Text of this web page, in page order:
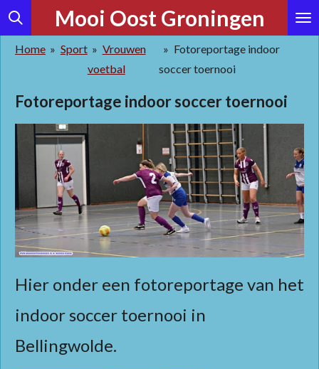
Ga
direct
naar
hoofdinhoud
Mooi Oost Groningen
Home » Sport » Vrouwen
voetbal
» Fotoreportage indoor
soccer toernooi
Fotoreportage indoor soccer toernooi
Hier onder een fotoreportage van het
indoor soccer toernooi in
Bellingwolde.